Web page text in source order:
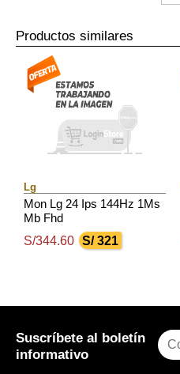
Productos similares
Lg
Mon Lg 24 Ips 144Hz 1Ms
Mb Fhd
S/344.60 S/ 321
Suscríbete al boletín
informativo